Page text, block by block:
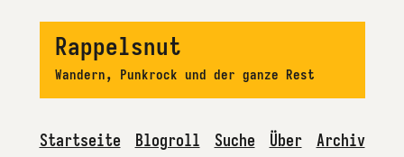
Rappelsnut
Wandern, Punkrock und der ganze Rest
Startseite Blogroll Suche Über Archiv